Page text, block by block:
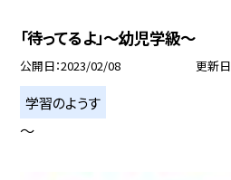
「待ってるよ」〜幼児学級〜
公開日 2023/02/08 更新日
学習のようす
〜